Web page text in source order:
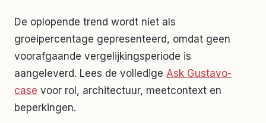
De oplopende trend wordt niet als
groeipercentage gepresenteerd, omdat geen
voorafgaande vergelijkingsperiode is
aangeleverd. Lees de volledige Ask Gustavo-
case voor rol, architectuur, meetcontext en
beperkingen.